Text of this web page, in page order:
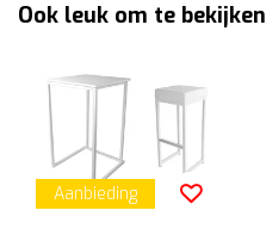
Ook leuk om te bekijken
Aanbieding